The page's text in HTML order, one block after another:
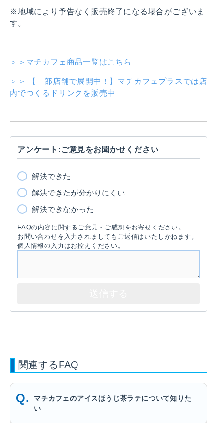
※地域により予告なく販売終了になる場合がございま
す。
＞＞マチカフェ商品一覧はこちら
＞＞ 【一部店舗で展開中！】マチカフェプラスでは店
内でつくるドリンクを販売中
アンケート:ご意見をお聞かせください
解決できた
解決できたが分かりにくい
解決できなかった
FAQの内容に関するご意見・ご感想をお寄せください。
お問い合わせを入力されましてもご返信はいたしかねます。
個人情報の入力はお控えください。
関連するFAQ
マチカフェのアイスほうじ茶ラテについて知りた
い